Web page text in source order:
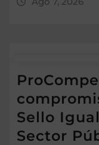
Sello
Sector